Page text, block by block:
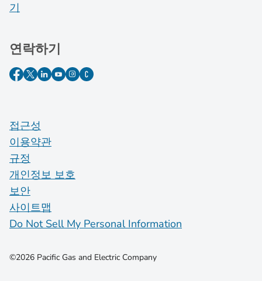
기
연락하기
접근성
이용약관
규정
개인정보 보호
보안
사이트맵
Do Not Sell My Personal Information
©2026 Pacific Gas and Electric Company